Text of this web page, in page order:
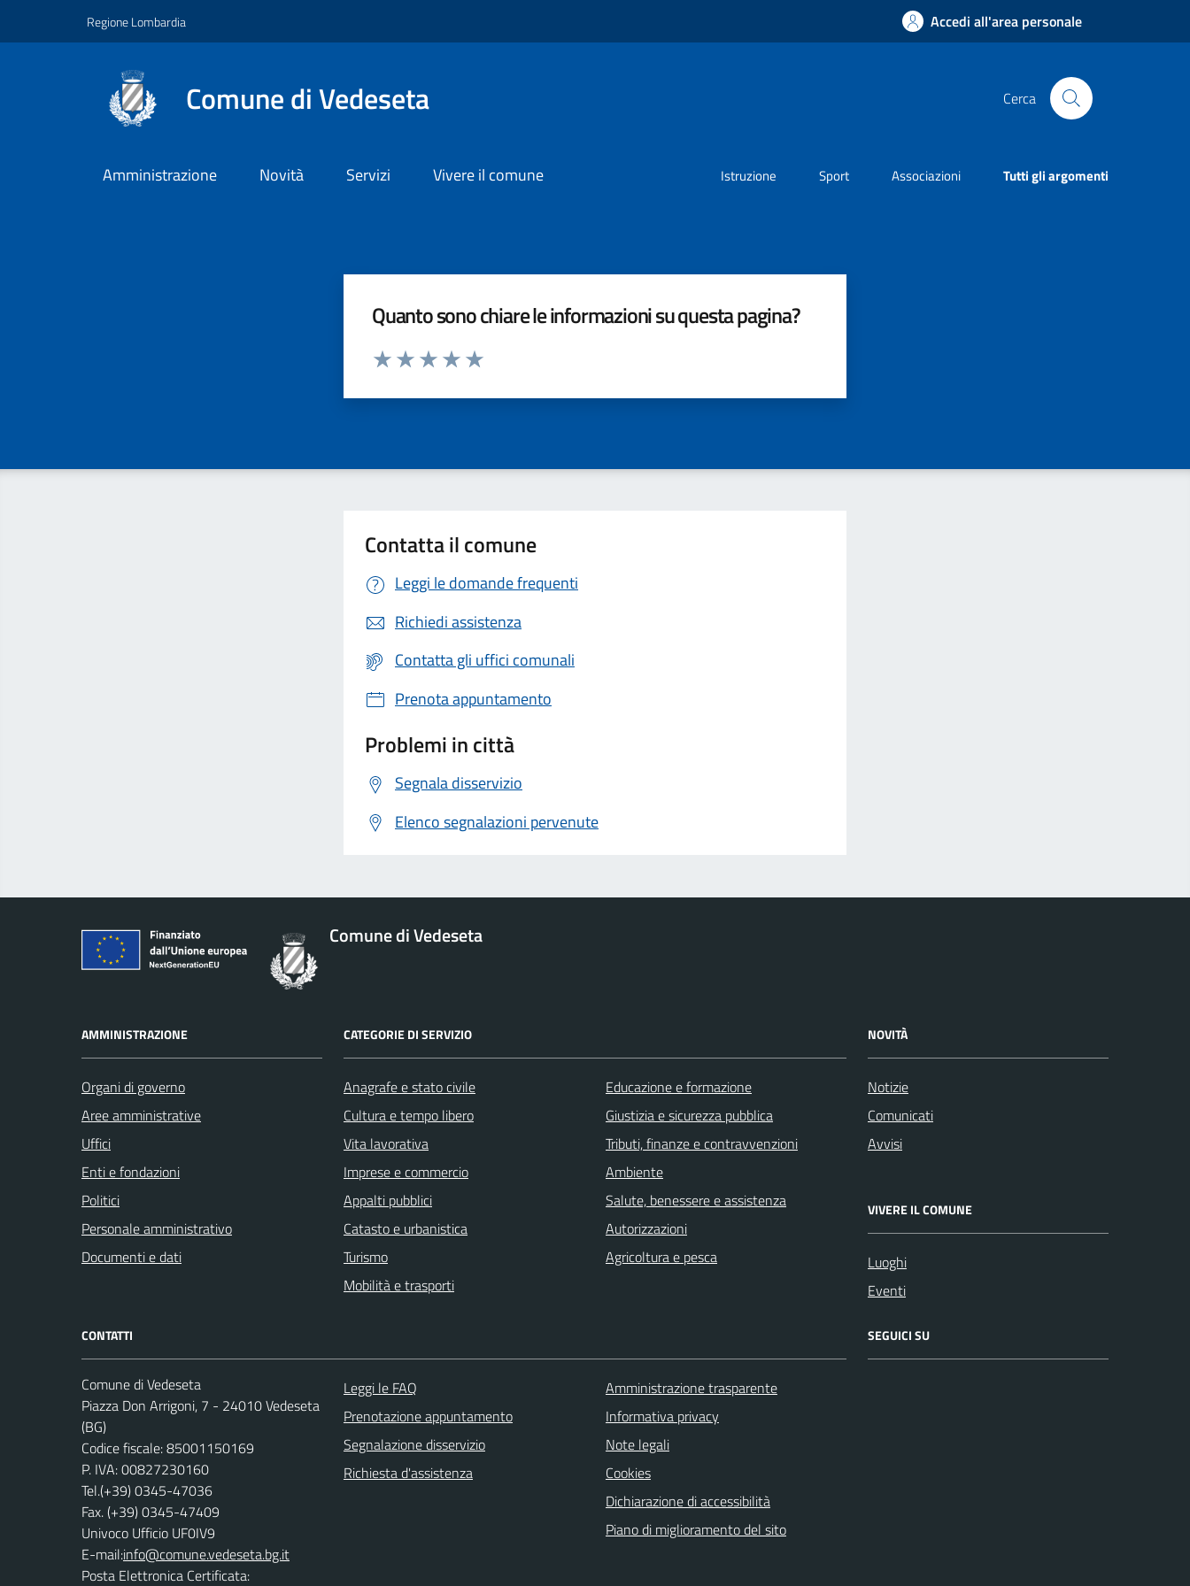
Regione Lombardia Accedi all'area personale
Comune di Vedeseta Cerca
Amministrazione Novità Servizi Vivere il comune Istruzione Sport Associazioni Tutti gli argomenti
Quanto sono chiare le informazioni su questa pagina?
Valuta da 1 a 5 stelle la pagina
Contatta il comune
Leggi le domande frequenti
Richiedi assistenza
Contatta gli uffici comunali
Prenota appuntamento
Problemi in città
Segnala disservizio
Elenco segnalazioni pervenute
Comune di Vedeseta
AMMINISTRAZIONE
Organi di governo
Aree amministrative
Uffici
Enti e fondazioni
Politici
Personale amministrativo
Documenti e dati
CATEGORIE DI SERVIZIO
Anagrafe e stato civile
Cultura e tempo libero
Vita lavorativa
Imprese e commercio
Appalti pubblici
Catasto e urbanistica
Turismo
Mobilità e trasporti
Educazione e formazione
Giustizia e sicurezza pubblica
Tributi, finanze e contravvenzioni
Ambiente
Salute, benessere e assistenza
Autorizzazioni
Agricoltura e pesca
NOVITÀ
Notizie
Comunicati
Avvisi
VIVERE IL COMUNE
Luoghi
Eventi
CONTATTI
Comune di Vedeseta
Piazza Don Arrigoni, 7 - 24010 Vedeseta
(BG)
Codice fiscale: 85001150169
P. IVA: 00827230160
Tel.(+39) 0345-47036
Fax. (+39) 0345-47409
Univoco Ufficio UF0IV9
E-mail:info@comune.vedeseta.bg.it
Posta Elettronica Certificata:
Leggi le FAQ
Prenotazione appuntamento
Segnalazione disservizio
Richiesta d'assistenza
Amministrazione trasparente
Informativa privacy
Note legali
Cookies
Dichiarazione di accessibilità
Piano di miglioramento del sito
SEGUICI SU